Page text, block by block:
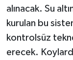
alınacak. Su
kurulan bu
kontrolsüz
erecek.